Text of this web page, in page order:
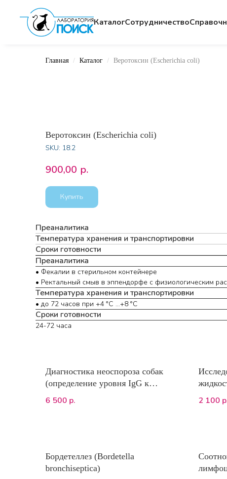
КаталогСотрудничество
Главная Каталог Веротоксин (Escherichia coli)
Веротоксин (Escherichia coli)
SKU: 18.2
900,00 р.
Купить
Преаналитика
Температура хранения и транспортировки
Сроки готовности
Преаналитика
• Фекалии в стерильном контейнере
• Ректальный смыв в эппендорфе с физиологическим
Температура хранения и транспортировки
• до 72 часов при +4 °С ...+8 °С
Сроки готовности
24-72 часа
Диагностика неоспороза собак
(определение уровня IgG к
Neospora caninum) нРИФ
6 500 р. 2 100
Бордетеллез (Bordetella
bronchiseptica)